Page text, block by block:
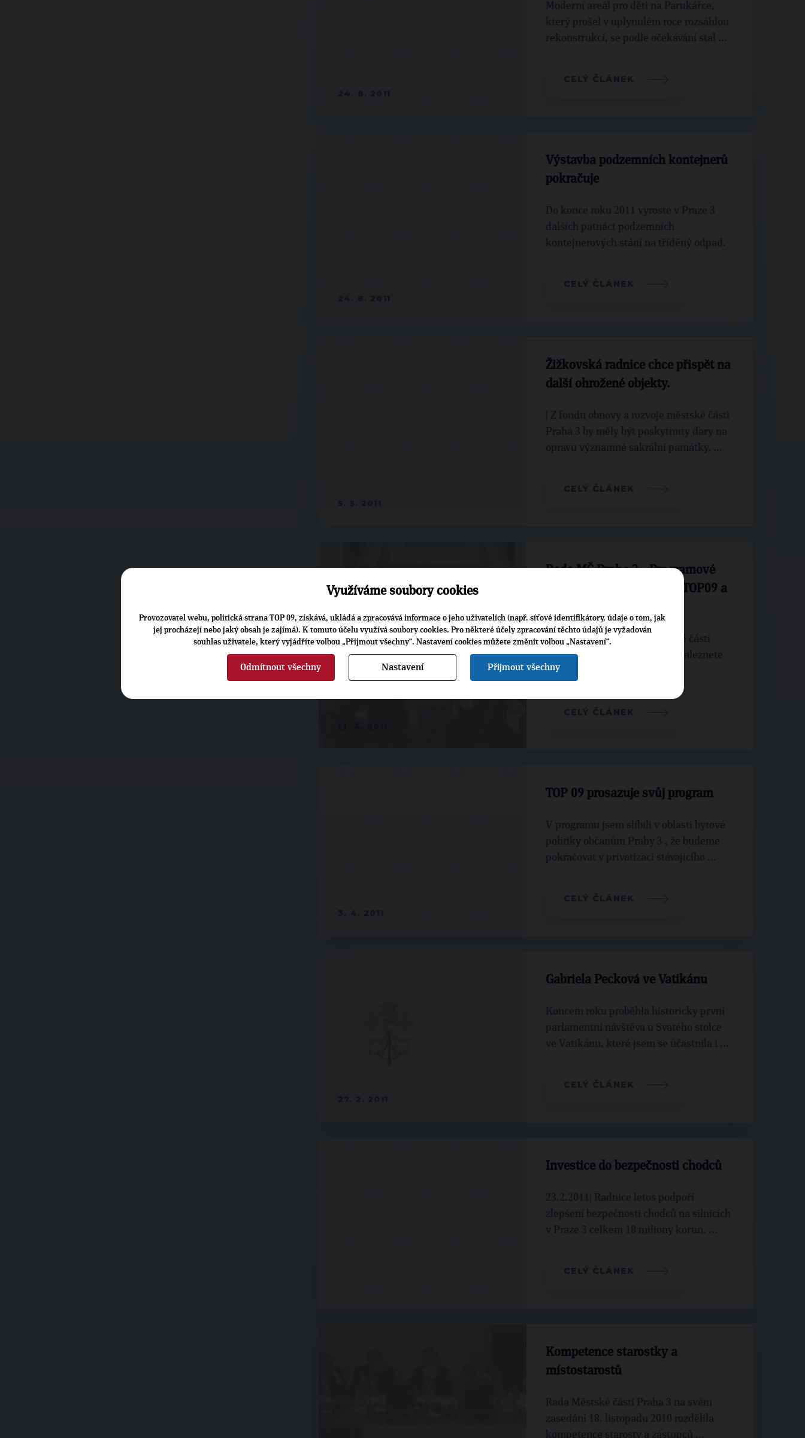
Moderní areál pro děti na Parukářce,
který prošel v uplynulém roce rozsáhlou
rekonstrukcí, se podle očekávání stal ...
CELÝ ČLÁNEK
Výstavba podzemních kontejnerů
pokračuje
Do konce roku 2011 vyroste v Praze 3
dalších patnáct podzemních
kontejnerových stání na tříděný odpad.
CELÝ ČLÁNEK
Žižkovská radnice chce přispět na
další ohrožené objekty.
| Z fondu obnovy a rozvoje městské části
Praha 3 by měly být poskytnuty dary na
opravu významné sakrální památky, ...
CELÝ ČLÁNEK
Rada MČ Praha 3 - Programové
cíle 2010 – 2014 (koalice TOP09 a
Programové cíle Rady městské části
Praha 3 v období 2010 - 2014 naleznete
zde.
CELÝ ČLÁNEK
TOP 09 prosazuje svůj program
V programu jsem slíbili v oblasti bytové
politiky občanům Prahy 3 , že budeme
pokračovat v privatizaci stávajícího ...
CELÝ ČLÁNEK
Gabriela Pecková ve Vatikánu
Koncem roku proběhla historicky první
parlamentní návštěva u Svatého stolce
ve Vatikánu, které jsem se účastnila i ...
CELÝ ČLÁNEK
Investice do bezpečnosti chodců
23.2.2011| Radnice letos podpoří
zlepšení bezpečnosti chodců na silnicích
v Praze 3 celkem 18 miliony korun. ...
CELÝ ČLÁNEK
Kompetence starostky a
místostarostů
Rada Městské části Praha 3 na svém
zasedání 18. listopadu 2010 rozdělila
kompetence starosty a zástupců ...
Využíváme soubory cookies
Provozovatel webu, politická strana TOP 09, získává, ukládá a zpracovává informace o jeho uživatelích (např. síťové identifikátory, údaje o tom, jak
jej procházejí nebo jaký obsah je zajímá). K tomuto účelu využívá soubory cookies. Pro některé účely zpracování těchto údajů je vyžadován
souhlas uživatele, který vyjádříte volbou „Přijmout všechny“. Nastavení cookies můžete změnit volbou „Nastavení“.
Odmítnout všechny Nastavení Přijmout všechny